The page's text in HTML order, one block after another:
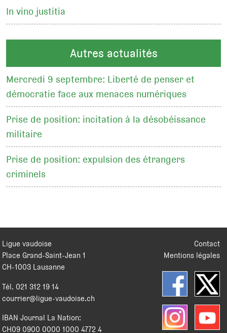
In vino justitia
Autres actualités
Mercredi 9 septembre: Liberté de penser et
démocratie face aux menaces numériques
Prise de position: incitation à la désobéissance
militaire
Prise de position: expulsion des étrangers
criminels
Contact
Mentions légales
Ligue vaudoise
Place Grand-Saint-Jean 1
CH-1003 Lausanne
Tél. 021 312 19 14
courrier@ligue-vaudoise.ch
IBAN Journal La Nation:
CH09 0900 0000 1000 4772 4